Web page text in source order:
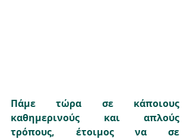
Πάμε τώρα σε κάποιους
καθημερινούς και απλούς
τρόπους, έτοιμος να σε